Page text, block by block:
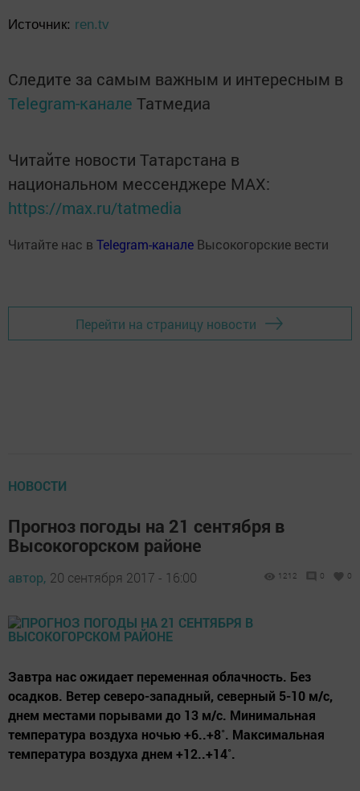
Источник: ren.tv
Следите за самым важным и интересным в
Telegram-канале Татмедиа
Читайте новости Татарстана в
национальном мессенджере MАХ:
https://max.ru/tatmedia
Читайте нас в Telegram-канале Высокогорские вести
Перейти на страницу новости
НОВОСТИ
Прогноз погоды на 21 сентября в
Высокогорском районе
автор, 20 сентября 2017 - 16:00 1212 0 0
Завтра нас ожидает переменная облачность. Без
осадков. Ветер северо-западный, северный 5-10 м/с,
днем местами порывами до 13 м/с. Минимальная
температура воздуха ночью +6..+8˚. Максимальная
температура воздуха днем +12..+14˚.